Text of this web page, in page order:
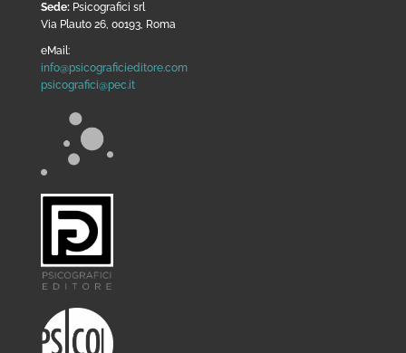
Sede: Psicografici srl
Via Plauto 26, 00193, Roma
eMail:
info@psicograficieditore.com
psicografici@pec.it